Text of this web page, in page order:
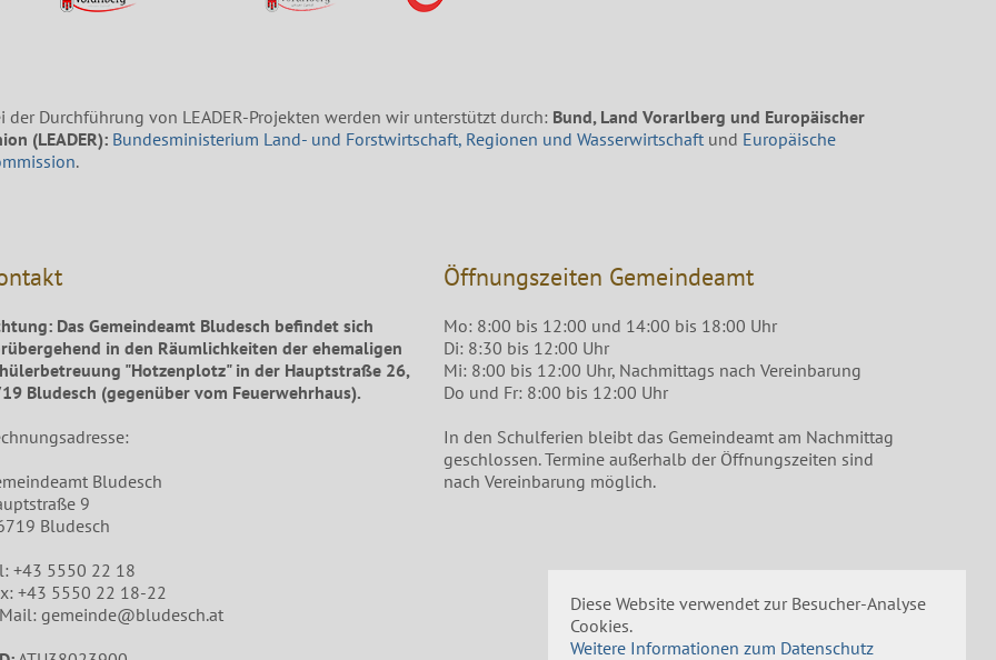
Diese Website verwendet zur Besucher-Analyse
Cookies.
Weitere Informationen zum Datenschutz
der Durchführung von LEADER-Projekten werden wir unterstützt durch: Bund, Land Vorarlberg und Europäischer
(LEADER): Bundesministerium Land- und Forstwirtschaft, Regionen und Wasserwirtschaft und Europäische
.
Das Gemeindeamt Bludesch befindet sich
in den Räumlichkeiten der ehemaligen
"Hotzenplotz" in der Hauptstraße 26,
Bludesch (gegenüber vom Feuerwehrhaus).
Bludesch
9
Bludesch
+43 5550 22 18
+43 5550 22 18-22
gemeinde@bludesch.at
Öffnungszeiten Gemeindeamt
Mo: 8:00 bis 12:00 und 14:00 bis 18:00 Uhr
Di: 8:30 bis 12:00 Uhr
Mi: 8:00 bis 12:00 Uhr, Nachmittags nach Vereinbarung
Do und Fr: 8:00 bis 12:00 Uhr
In den Schulferien bleibt das Gemeindeamt am Nachmittag
geschlossen. Termine außerhalb der Öffnungszeiten sind
nach Vereinbarung möglich.